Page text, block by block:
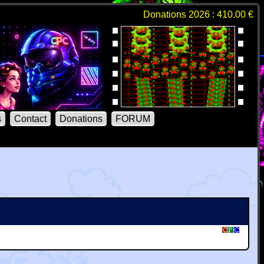
Donations 2026 : 410.00 €
Contact Donations FORUM